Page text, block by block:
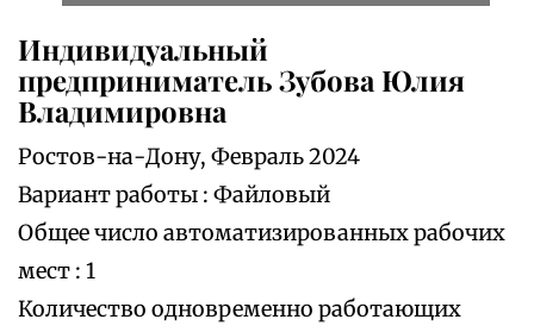
Индивидуальный
предприниматель Зубова Юлия
Владимировна
Ростов-на-Дону, Февраль 2024
Вариант работы : Файловый
Общее число автоматизированных рабочих
мест : 1
Количество одновременно работающих